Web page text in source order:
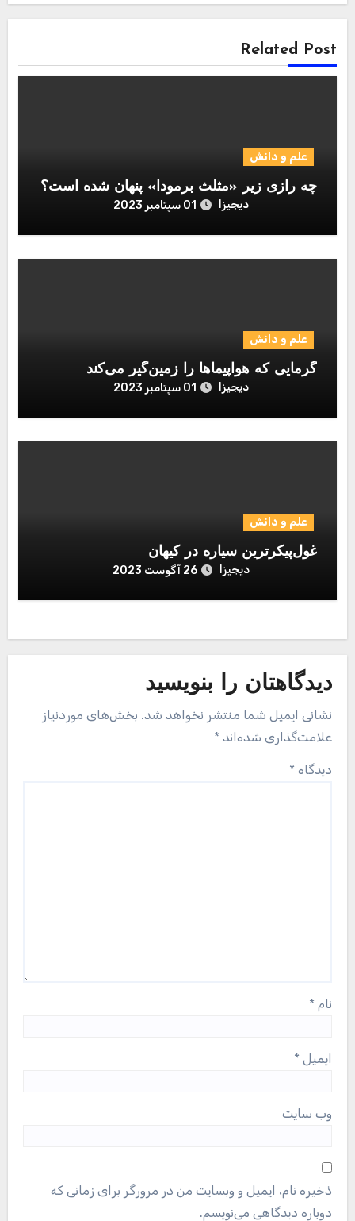
Related Post
علم و دانش
چه رازی زیر «مثلث برمودا» پنهان شده است؟
دیجیزا 01 سپتامبر 2023
علم و دانش
گرمایی که هواپیماها را زمین‌گیر می‌کند
دیجیزا 01 سپتامبر 2023
علم و دانش
غول‌پیکرترین سیاره در کیهان
دیجیزا 26 آگوست 2023
دیدگاهتان را بنویسید
نشانی ایمیل شما منتشر نخواهد شد. بخش‌های موردنیاز
علامت‌گذاری شده‌اند *
دیدگاه *
نام *
ایمیل *
وب‌ سایت
ذخیره نام، ایمیل و وبسایت من در مرورگر برای زمانی که
دوباره دیدگاهی می‌نویسم.